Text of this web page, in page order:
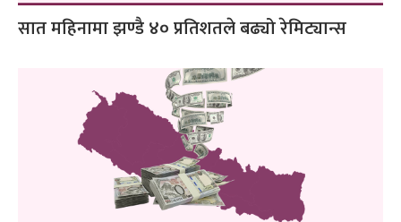
सात महिनामा झण्डै ४० प्रतिशतले बढ्यो रेमिट्यान्स